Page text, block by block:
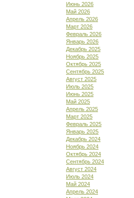
Июнь 2026
Май 2026
Апрель 2026
Март 2026
Февраль 2026
Январь 2026
Декабрь 2025
Ноябрь 2025
Октябрь 2025
Сентябрь 2025
Август 2025
Июль 2025
Июнь 2025
Май 2025
Апрель 2025
Март 2025
Февраль 2025
Январь 2025
Декабрь 2024
Ноябрь 2024
Октябрь 2024
Сентябрь 2024
Август 2024
Июль 2024
Май 2024
Апрель 2024